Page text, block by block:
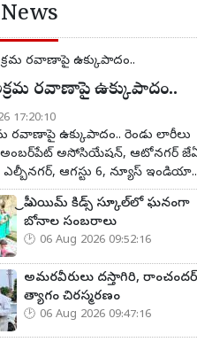
రవాణాపై ఉక్కుపాదం..
17:20:10
రవాణాపై ఉక్కుపాదం.. రెండు లారీలు
అంబర్‌పేట్ అసోసియేషన్, ఆటోనగర్
ఎల్బీనగర్, ఆగస్టు 6, న్యూస్
ప్రీ ఎయిమ్ కిడ్స్ స్కూల్‌లో ఘనంగా
బోనాల సంబరాలు
06 Aug 2026 09:52:16
అమరవీరులు దస్తాగిరి, రాంచందర్
త్యాగం చిరస్మరణం
06 Aug 2026 09:47:16